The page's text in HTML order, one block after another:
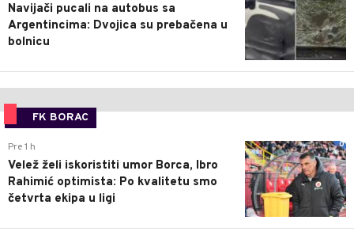
Navijači pucali na autobus sa
Argentincima: Dvojica su prebačena u
bolnicu
FK BORAC
0
Pre 1 h
Velež želi iskoristiti umor Borca, Ibro
Rahimić optimista: Po kvalitetu smo
četvrta ekipa u ligi